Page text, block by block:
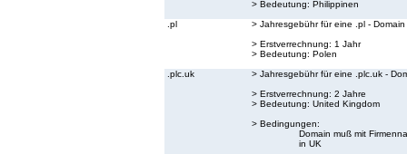
> Bedeutung: Philippinen
.pl
> Jahresgebühr für eine .pl - Domain
> Erstverrechnung: 1 Jahr
> Bedeutung: Polen
.plc.uk
> Jahresgebühr für eine .plc.uk -
> Erstverrechnung: 2 Jahre
> Bedeutung: United Kingdom
> Bedingungen:
Domain muß mit
in UK